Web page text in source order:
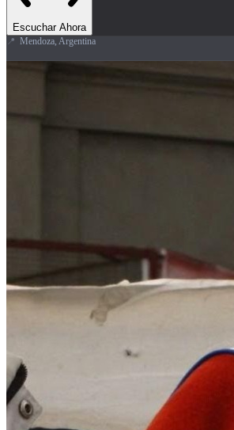
Escuchar Ahora
📍 Mendoza, Argentina